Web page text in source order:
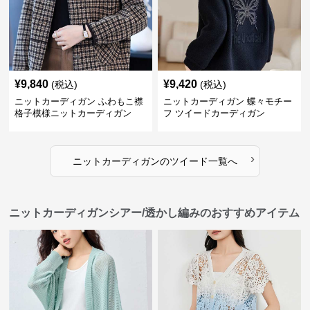
¥9,840 (税込)
ニットカーディガン ふわもこ襟
格子模様ニットカーディガン
¥9,420 (税込)
ニットカーディガン 蝶々モチー
フ ツイードカーディガン
ニットカーディガンのツイード一覧へ ›
ニットカーディガンシアー/透かし編みのおすすめアイテム